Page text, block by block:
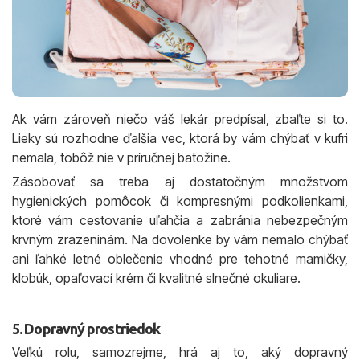
Ak vám zároveň niečo váš lekár predpísal, zbaľte si to.
Lieky sú rozhodne ďalšia vec, ktorá by vám chýbať v kufri
nemala, tobôž nie v príručnej batožine.
Zásobovať sa treba aj dostatočným množstvom
hygienických pomôcok či kompresnými podkolienkami,
ktoré vám cestovanie uľahčia a zabránia nebezpečným
krvným zrazeninám. Na dovolenke by vám nemalo chýbať
ani ľahké letné oblečenie vhodné pre tehotné mamičky,
klobúk, opaľovací krém či kvalitné slnečné okuliare.
5. Dopravný prostriedok
Veľkú rolu, samozrejme, hrá aj to, aký dopravný